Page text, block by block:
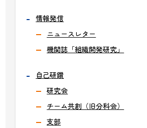
情報発信
ニュースレター
機関誌「組織開発研究」
自己研鑽
研究会
チーム共創（旧分科会）
支部